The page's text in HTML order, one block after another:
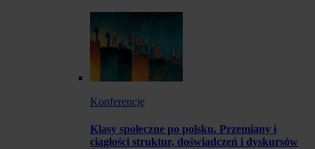
Konferencje
Klasy społeczne po polsku. Przemiany i
ciągłości struktur, doświadczeń i dyskursów